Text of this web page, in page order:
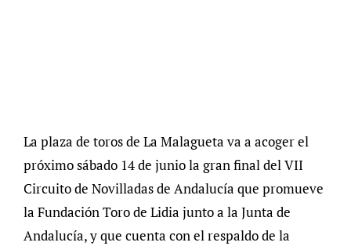
La plaza de toros de La Malagueta va a acoger el
próximo sábado 14 de junio la gran final del VII
Circuito de Novilladas de Andalucía que promueve
la Fundación Toro de Lidia junto a la Junta de
Andalucía, y que cuenta con el respaldo de la